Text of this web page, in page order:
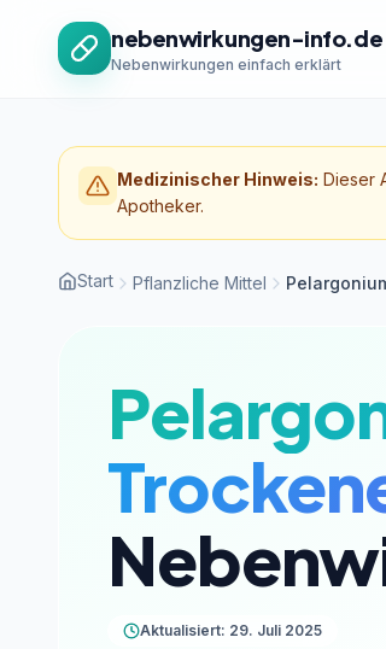
nebenwirkungen-info.de
Nebenwirkungen einfach erklärt
Medizinischer Hinweis: Dieser
Apotheker.
Start Pflanzliche Mittel
Aktualisiert: 29. Juli 2025